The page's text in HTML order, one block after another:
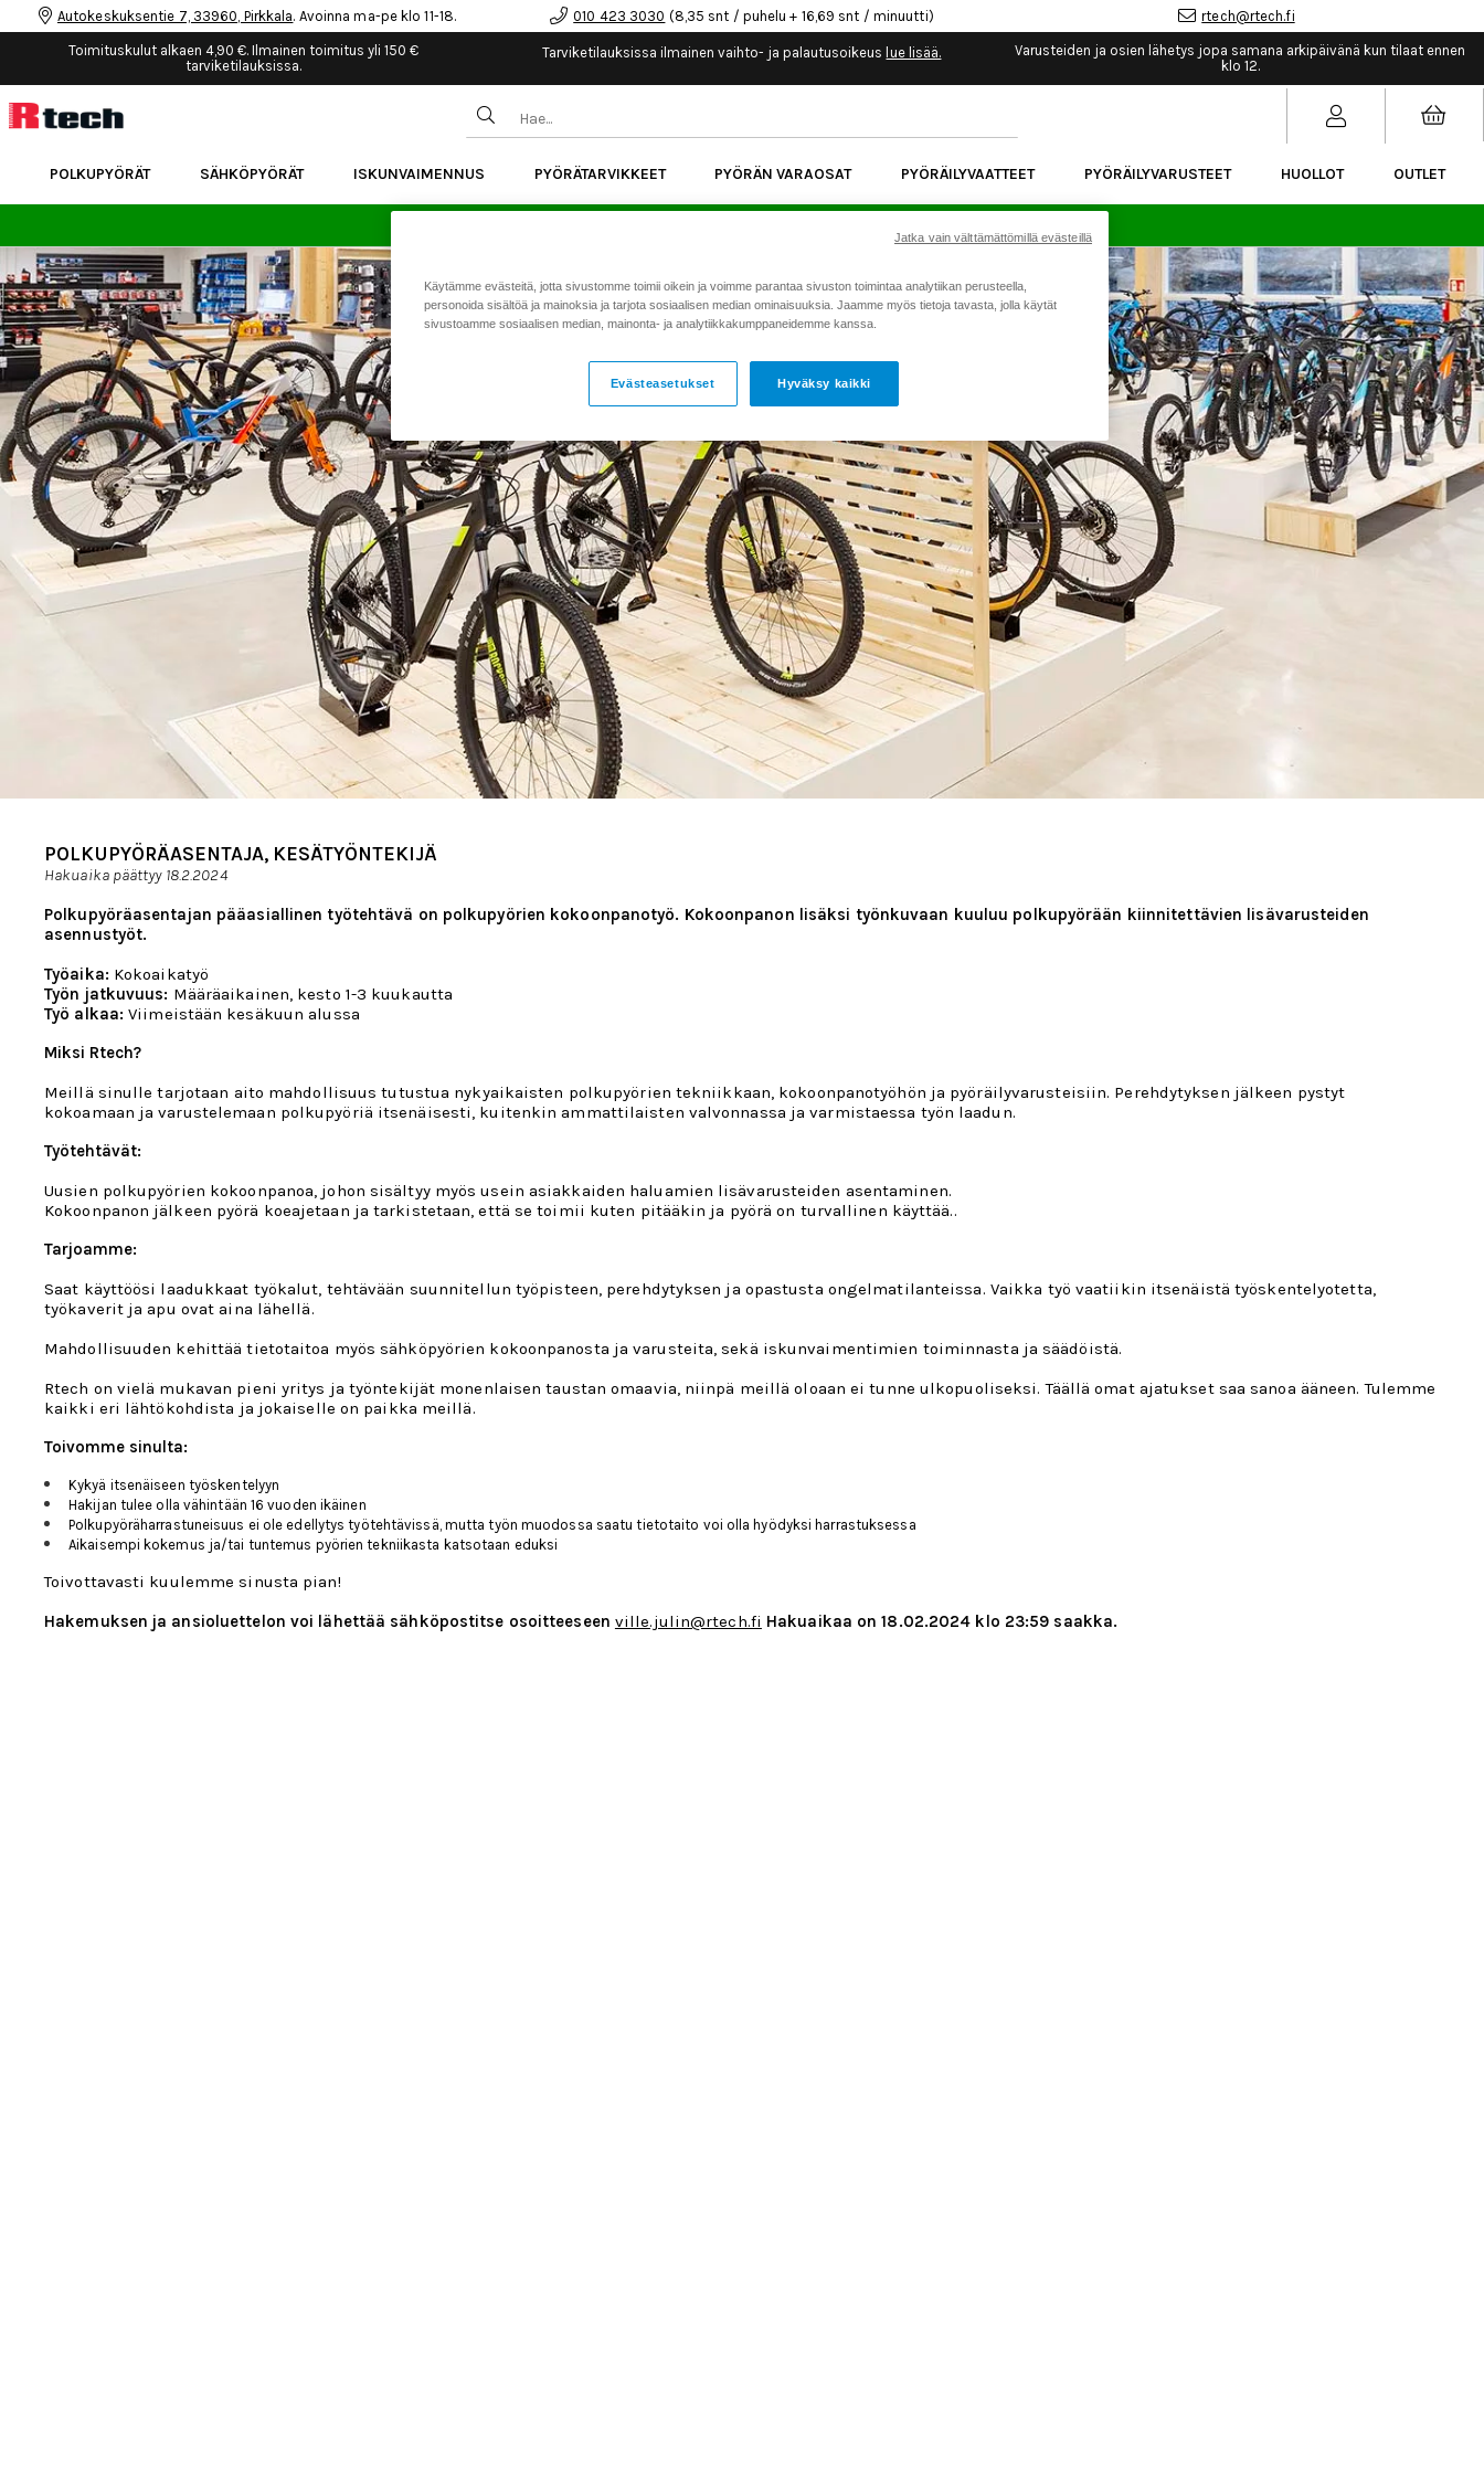
Autokeskuksentie 7, 33960, Pirkkala. Avoinna ma-pe klo 11-18. 010 423 3030 (8,35 snt / puhelu + 16,69 snt / minuutti) rtech@rtech.fi
Toimituskulut alkaen 4,90 €. Ilmainen toimitus yli 150 €
tarviketilauksissa.
Tarviketilauksissa ilmainen vaihto- ja palautusoikeus lue lisää.
Varusteiden ja osien lähetys jopa samana arkipäivänä kun tilaat ennen
klo 12.
POLKUPYÖRÄT SÄHKÖPYÖRÄT ISKUNVAIMENNUS PYÖRÄTARVIKKEET PYÖRÄN VARAOSAT PYÖRÄILYVAATTEET PYÖRÄILYVARUSTEET HUOLLOT OUTLET
POLKUPYÖRÄASENTAJA, KESÄTYÖNTEKIJÄ
Hakuaika päättyy 18.2.2024
Polkupyöräasentajan pääasiallinen työtehtävä on polkupyörien kokoonpanotyö. Kokoonpanon lisäksi työnkuvaan kuuluu polkupyörään kiinnitettävien lisävarusteiden
asennustyöt.
Työaika: Kokoaikatyö
Työn jatkuvuus: Määräaikainen, kesto 1-3 kuukautta
Työ alkaa: Viimeistään kesäkuun alussa
Miksi Rtech?
Meillä sinulle tarjotaan aito mahdollisuus tutustua nykyaikaisten polkupyörien tekniikkaan, kokoonpanotyöhön ja pyöräilyvarusteisiin. Perehdytyksen jälkeen pystyt
kokoamaan ja varustelemaan polkupyöriä itsenäisesti, kuitenkin ammattilaisten valvonnassa ja varmistaessa työn laadun.
Työtehtävät:
Uusien polkupyörien kokoonpanoa, johon sisältyy myös usein asiakkaiden haluamien lisävarusteiden asentaminen.
Kokoonpanon jälkeen pyörä koeajetaan ja tarkistetaan, että se toimii kuten pitääkin ja pyörä on turvallinen käyttää..
Tarjoamme:
Saat käyttöösi laadukkaat työkalut, tehtävään suunnitellun työpisteen, perehdytyksen ja opastusta ongelmatilanteissa. Vaikka työ vaatiikin itsenäistä työskentelyotetta,
työkaverit ja apu ovat aina lähellä.
Mahdollisuuden kehittää tietotaitoa myös sähköpyörien kokoonpanosta ja varusteita, sekä iskunvaimentimien toiminnasta ja säädöistä.
Rtech on vielä mukavan pieni yritys ja työntekijät monenlaisen taustan omaavia, niinpä meillä oloaan ei tunne ulkopuoliseksi. Täällä omat ajatukset saa sanoa ääneen. Tulemme
kaikki eri lähtökohdista ja jokaiselle on paikka meillä.
Toivomme sinulta:
Kykyä itsenäiseen työskentelyyn
Hakijan tulee olla vähintään 16 vuoden ikäinen
Polkupyöräharrastuneisuus ei ole edellytys työtehtävissä, mutta työn muodossa saatu tietotaito voi olla hyödyksi harrastuksessa
Aikaisempi kokemus ja/tai tuntemus pyörien tekniikasta katsotaan eduksi
Toivottavasti kuulemme sinusta pian!
Hakemuksen ja ansioluettelon voi lähettää sähköpostitse osoitteeseen ville.julin@rtech.fi Hakuaikaa on 18.02.2024 klo 23:59 saakka.
Käytämme evästeitä, jotta sivustomme toimii oikein ja voimme parantaa sivuston toimintaa analytiikan perusteella,
personoida sisältöä ja mainoksia ja tarjota sosiaalisen median ominaisuuksia. Jaamme myös tietoja tavasta, jolla käytät
sivustoamme sosiaalisen median, mainonta- ja analytiikkakumppaneidemme kanssa.
Hyväksy kaikki
Evästeasetukset
Jatka vain välttämättömillä evästeillä